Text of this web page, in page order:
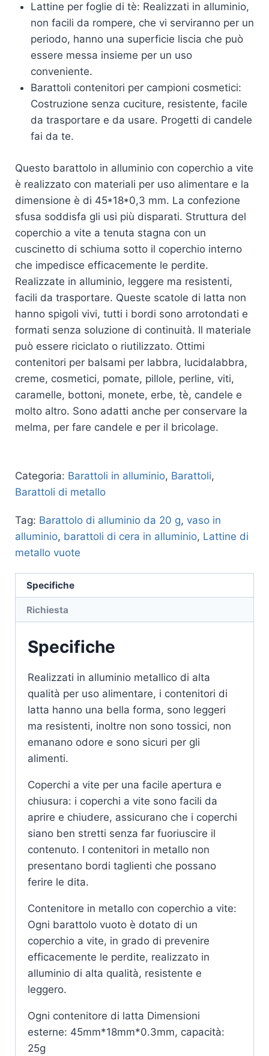
Lattine per foglie di tè: Realizzati in alluminio,
non facili da rompere, che vi serviranno per un
periodo, hanno una superficie liscia che può
essere messa insieme per un uso
conveniente.
Barattoli contenitori per campioni cosmetici:
Costruzione senza cuciture, resistente, facile
da trasportare e da usare. Progetti di candele
fai da te.
Questo barattolo in alluminio con coperchio a vite
è realizzato con materiali per uso alimentare e la
dimensione è di 45*18*0,3 mm. La confezione
sfusa soddisfa gli usi più disparati. Struttura del
coperchio a vite a tenuta stagna con un
cuscinetto di schiuma sotto il coperchio interno
che impedisce efficacemente le perdite.
Realizzate in alluminio, leggere ma resistenti,
facili da trasportare. Queste scatole di latta non
hanno spigoli vivi, tutti i bordi sono arrotondati e
formati senza soluzione di continuità. Il materiale
può essere riciclato o riutilizzato. Ottimi
contenitori per balsami per labbra, lucidalabbra,
creme, cosmetici, pomate, pillole, perline, viti,
caramelle, bottoni, monete, erbe, tè, candele e
molto altro. Sono adatti anche per conservare la
melma, per fare candele e per il bricolage.
Categoria: Barattoli in alluminio, Barattoli,
Barattoli di metallo
Tag: Barattolo di alluminio da 20 g, vaso in
alluminio, barattoli di cera in alluminio, Lattine di
metallo vuote
Specifiche
Richiesta
Specifiche
Realizzati in alluminio metallico di alta
qualità per uso alimentare, i contenitori di
latta hanno una bella forma, sono leggeri
ma resistenti, inoltre non sono tossici, non
emanano odore e sono sicuri per gli
alimenti.
Coperchi a vite per una facile apertura e
chiusura: i coperchi a vite sono facili da
aprire e chiudere, assicurano che i coperchi
siano ben stretti senza far fuoriuscire il
contenuto. I contenitori in metallo non
presentano bordi taglienti che possano
ferire le dita.
Contenitore in metallo con coperchio a vite:
Ogni barattolo vuoto è dotato di un
coperchio a vite, in grado di prevenire
efficacemente le perdite, realizzato in
alluminio di alta qualità, resistente e
leggero.
Ogni contenitore di latta Dimensioni
esterne: 45mm*18mm*0.3mm, capacità:
25g